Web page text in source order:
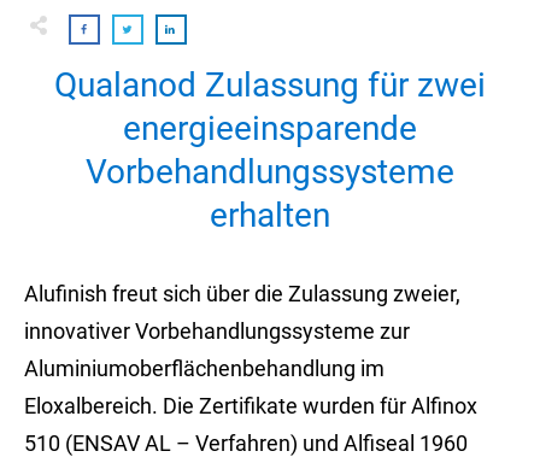
Qualanod Zulassung für zwei
energieeinsparende
Vorbehandlungssysteme
erhalten
Alufinish freut sich über die Zulassung zweier,
innovativer Vorbehandlungssysteme zur
Aluminiumoberflächenbehandlung im
Eloxalbereich. Die Zertifikate wurden für Alfinox
510 (ENSAV AL – Verfahren) und Alfiseal 1960